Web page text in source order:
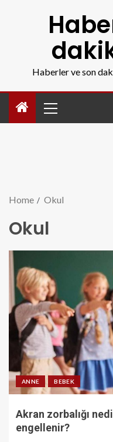
Haberler ve son
Home Okul
Okul
ANNE BEBEK
Akran zorbalığı
engellenir?